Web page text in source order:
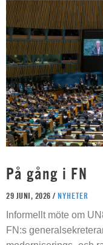
På gång i FN
29 JUNI, 2026 / NYHETER
Informellt möte om
FN:s